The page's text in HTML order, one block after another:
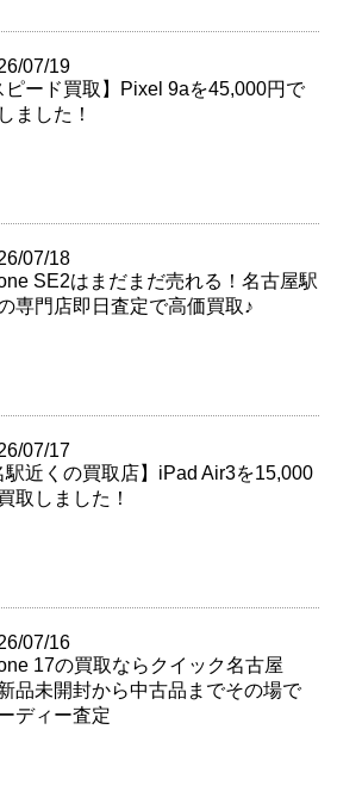
07/19
ピード買取】Pixel 9aを45,000円で
ました！
07/18
SE2はまだまだ売れる！名古屋駅
専門店即日査定で高価買取♪
07/17
駅近くの買取店】iPad Air3を15,000
取しました！
07/16
17の買取ならクイック名古屋
品未開封から中古品までその場で
ディー査定